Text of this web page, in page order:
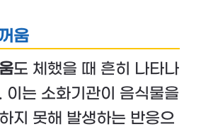
움
도 체했을 때 흔히 나타나
이는 소화기관이 음식물을
지 못해 발생하는 반응으